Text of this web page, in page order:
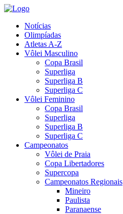
Notícias
Olimpíadas
Atletas A-Z
Vôlei Masculino
Copa Brasil
Superliga
Superliga B
Superliga C
Vôlei Feminino
Copa Brasil
Superliga
Superliga B
Superliga C
Campeonatos
Vôlei de Praia
Copa Libertadores
Supercopa
Campeonatos Regionais
Mineiro
Paulista
Paranaense